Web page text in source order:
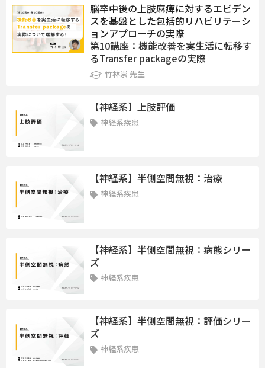
脳卒中後の上肢麻痺に対するエビデン
スを基盤とした包括的リハビリテーシ
ョンアプローチの実際
第10講座：機能改善を実生活に転移す
るTransfer packageの実際
竹林崇 先生
【神経系】上肢評価
神経系疾患
【神経系】半側空間無視：治療
神経系疾患
【神経系】半側空間無視：病態シリー
ズ
神経系疾患
【神経系】半側空間無視：評価シリー
ズ
神経系疾患